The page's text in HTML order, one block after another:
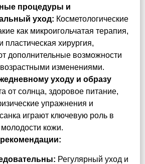
процедуры и
уход: Косметологические
как микроигольчатая терапия,
пластическая хирургия,
дополнительные возможности
изменениями.
уходу и образу
от солнца, здоровое питание,
упражнения и
играют ключевую роль в
кожи.
Регулярный уход и